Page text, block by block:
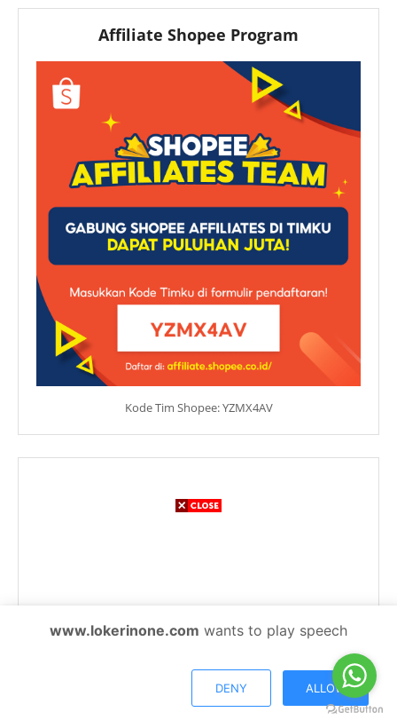
Affiliate Shopee Program
Kode Tim Shopee: YZMX4AV
www.lokerinone.com wants to play speech
DENY ALLOW